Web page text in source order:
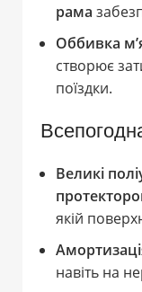
рама
Оббивка
створює
поїздки.
Великі
якій
навіть на